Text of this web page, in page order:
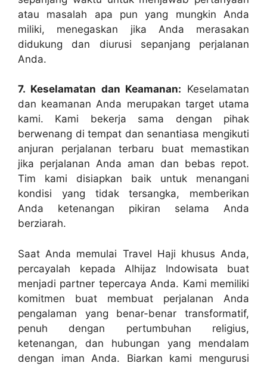
atau masalah apa pun yang mungkin Anda
miliki, menegaskan jika Anda merasakan
didukung dan diurusi sepanjang perjalanan
Anda.
7. Keselamatan dan Keamanan: Keselamatan
dan keamanan Anda merupakan target utama
kami. Kami bekerja sama dengan pihak
berwenang di tempat dan senantiasa mengikuti
anjuran perjalanan terbaru buat memastikan
jika perjalanan Anda aman dan bebas repot.
Tim kami disiapkan baik untuk menangani
kondisi yang tidak tersangka, memberikan
Anda ketenangan pikiran selama Anda
berziarah.
Saat Anda memulai Travel Haji khusus Anda,
percayalah kepada Alhijaz Indowisata buat
menjadi partner tepercaya Anda. Kami memiliki
komitmen buat membuat perjalanan Anda
pengalaman yang benar-benar transformatif,
penuh dengan pertumbuhan religius,
ketenangan, dan hubungan yang mendalam
dengan iman Anda. Biarkan kami mengurusi